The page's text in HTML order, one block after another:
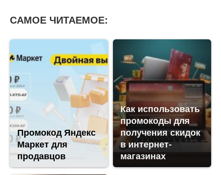
САМОЕ ЧИТАЕМОЕ:
Промокод Яндекс
Маркет для
продавцов
Как использовать
промокоды для
получения скидок
в интернет-
магазинах